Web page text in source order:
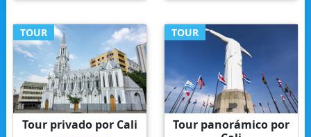
TOUR
Tour privado por Cali
TOUR
Tour panorámico por